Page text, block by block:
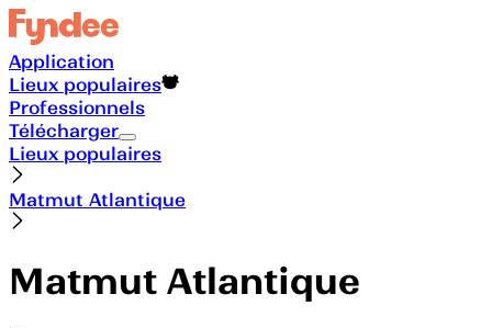
Application
Lieux populaires
Professionnels
Télécharger
Lieux populaires
Matmut Atlantique
Matmut Atlantique